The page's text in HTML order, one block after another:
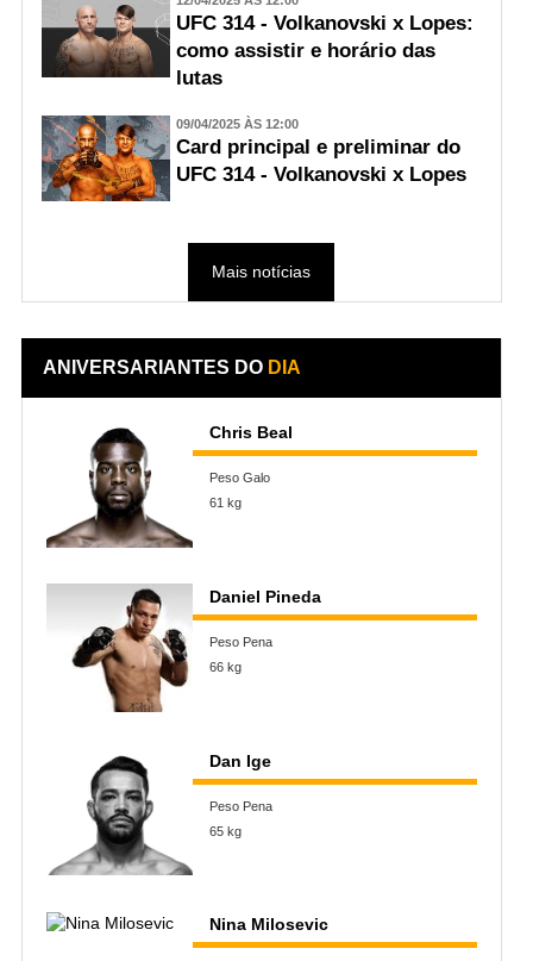
UFC 314 - Volkanovski x Lopes:
como assistir e horário das
lutas
09/04/2025 ÀS 12:00
Card principal e preliminar do
UFC 314 - Volkanovski x Lopes
Mais notícias
ANIVERSARIANTES DO DIA
Chris Beal
Peso Galo
61 kg
Daniel Pineda
Peso Pena
66 kg
Dan Ige
Peso Pena
65 kg
Nina Milosevic